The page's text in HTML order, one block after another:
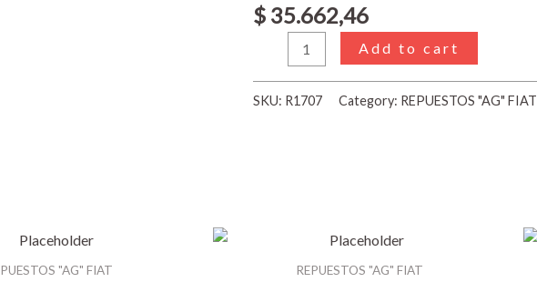
$35.662,46
1100
quantity
Add to cart
SKU: R1707 Category: REPUESTOS "AG" FIAT
"AG" FIAT REPUESTOS "AG" FIAT